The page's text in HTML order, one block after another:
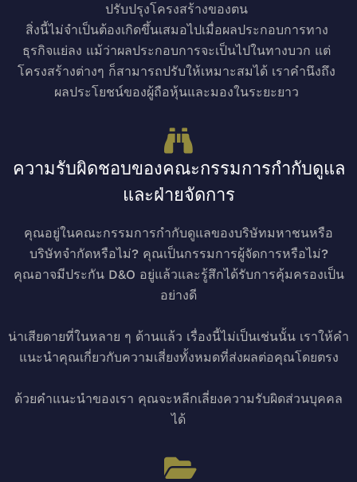
ปรับปรุงโครงสร้างของตน
สิ่งนี้ไม่จำเป็นต้องเกิดขึ้นเสมอไปเมื่อผลประกอบการทาง
ธุรกิจแย่ลง แม้ว่าผลประกอบการจะเป็นไปในทางบวก แต่
โครงสร้างต่างๆ ก็สามารถปรับให้เหมาะสมได้ เราคำนึงถึง
ผลประโยชน์ของผู้ถือหุ้นและมองในระยะยาว
ความรับผิดชอบของคณะกรรมการกำกับดูแล
และฝ่ายจัดการ
คุณอยู่ในคณะกรรมการกำกับดูแลของบริษัทมหาชนหรือ
บริษัทจำกัดหรือไม่? คุณเป็นกรรมการผู้จัดการหรือไม่?
คุณอาจมีประกัน D&O อยู่แล้วและรู้สึกได้รับการคุ้มครองเป็น
อย่างดี
น่าเสียดายที่ในหลาย ๆ ด้านแล้ว เรื่องนี้ไม่เป็นเช่นนั้น เราให้คำ
แนะนำคุณเกี่ยวกับความเสี่ยงทั้งหมดที่ส่งผลต่อคุณโดยตรง
ด้วยคำแนะนำของเรา คุณจะหลีกเลี่ยงความรับผิดส่วนบุคคล
ได้